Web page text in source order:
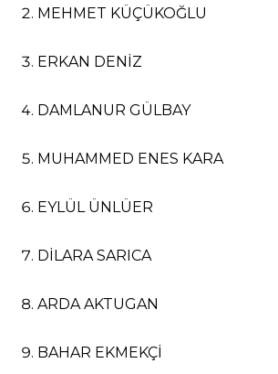
MEHMET KÜÇÜKOĞLU
ERKAN DENİZ
DAMLANUR GÜLBAY
MUHAMMED ENES KARA
EYLÜL ÜNLÜER
DİLARA SARICA
ARDA AKTUGAN
BAHAR EKMEKÇİ